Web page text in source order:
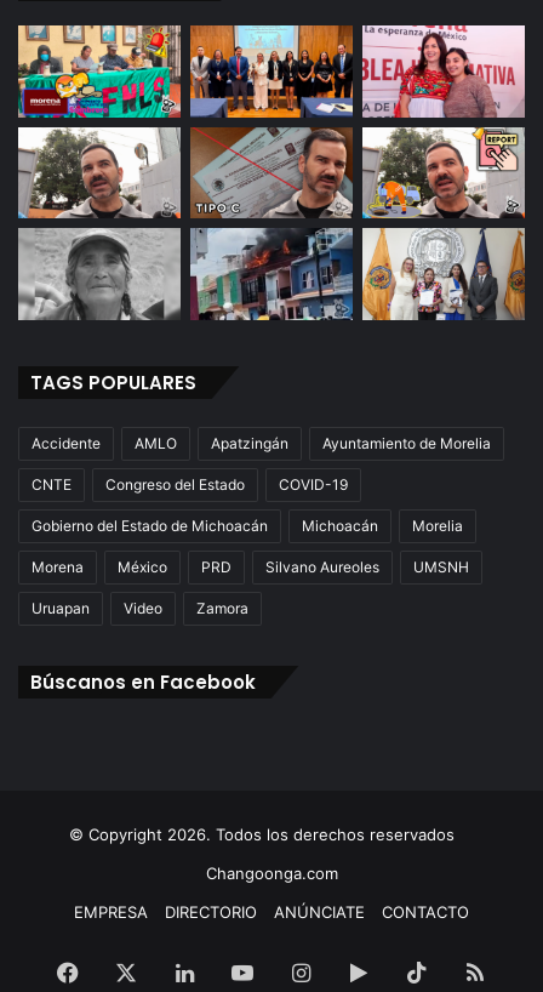
TAGS POPULARES
Accidente AMLO Apatzingán Ayuntamiento de Morelia
CNTE Congreso del Estado COVID-19
Gobierno del Estado de Michoacán Michoacán Morelia
Morena México PRD Silvano Aureoles UMSNH
Uruapan Video Zamora
Búscanos en Facebook
© Copyright 2026. Todos los derechos reservados
Changoonga.com
EMPRESA
DIRECTORIO ANÚNCIATE CONTACTO
Facebook LinkedInYouTubeInstagram
Google TikTokRSS